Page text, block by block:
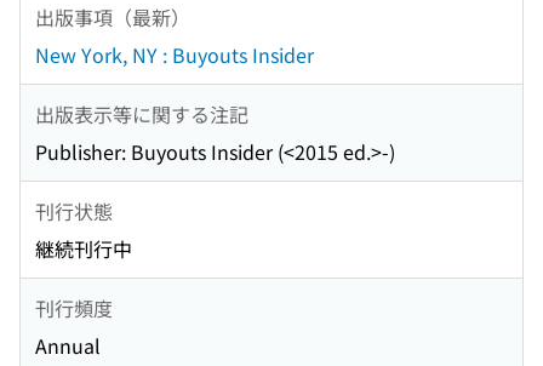
出版事項（最新）
New York, NY : Buyouts Insider
出版表示等に関する注記
Publisher: Buyouts Insider (<2015 ed.>-)
刊行状態
継続刊行中
刊行頻度
Annual